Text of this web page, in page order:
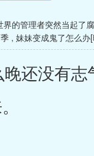
界的管理者突然当起了
, 妹妹变成鬼了怎么办
还没有志